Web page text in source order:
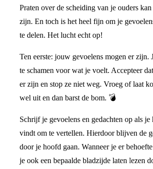
Praten over de scheiding van je ouders
zijn. En toch is het heel fijn om je
te delen. Het lucht echt op!
Ten eerste: jouw gevoelens mogen er zijn.
te schamen voor wat je voelt. Accepteer
er zijn en stop ze niet weg. Vroeg of laat
wel uit en dan barst de bom. 💣
Schrijf je gevoelens en gedachten op als
vindt om te vertellen. Hierdoor blijven de
door je hoofd gaan. Wanneer je er
je ook een bepaalde bladzijde laten lezen